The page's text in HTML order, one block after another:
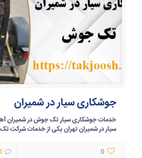
جوشکاری سیار در شمیران
خدمات جوشکاری سیار تک جوش در شمیران
سیار در شمیران تهران یکی از خدمات شرکت
0